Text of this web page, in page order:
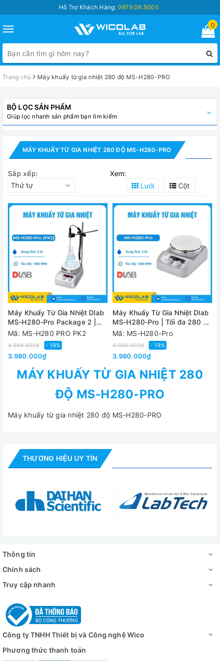
Hỗ Trợ Khách Hàng: 0979.06.5005
Toggle
navigation
0
Trang chủ Máy khuấy từ gia nhiệt 280 độ MS-H280-PRO
BỘ LỌC SẢN PHẨM
Giúp lọc nhanh sản phẩm bạn tìm kiếm
MÁY KHUẤY TỪ GIA NHIỆT 280 ĐỘ MS-H280-PRO
Sắp xếp:
Thứ tự
Xem:
Lưới
Cột
Máy Khuấy Từ Gia Nhiệt Dlab
MS-H280-Pro Package 2 |
Tối đa 280 độ C
Mã: MS-H280 PRO PK2
4.888.889₫ - 19%
3.980.000₫
Máy Khuấy Từ Gia Nhiệt Dlab
MS-H280-Pro | Tối đa 280 độ
C
Mã: MS-H280-Pro
4.888.889₫ - 19%
3.980.000₫
MÁY KHUẤY TỪ GIA NHIỆT 280
ĐỘ MS-H280-PRO
Máy khuấy từ gia nhiệt 280 độ MS-H280-PRO
THƯƠNG HIỆU UY TÍN
Thông tin
Chính sách
Truy cập nhanh
Công ty TNHH Thiết bị và Công nghệ Wico
Phương thức thanh toán